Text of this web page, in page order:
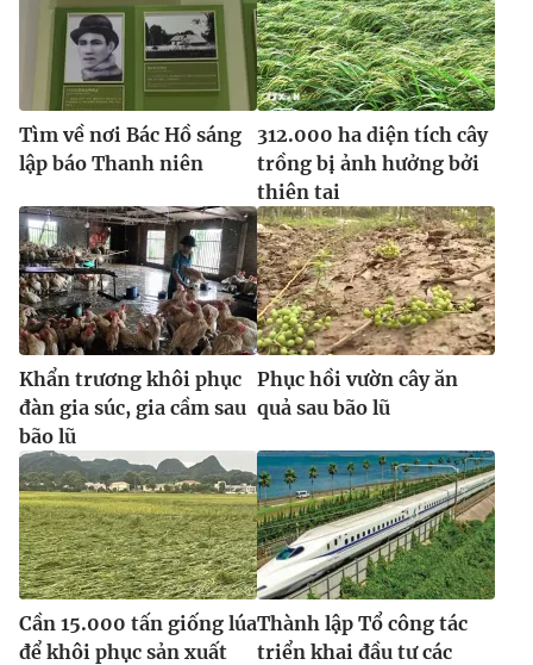
Ðiện thoại Thời báo VTV:024.66 897 897
Email: toasoan@vtv.vn
Liên hệ quảng cáo:024-7300.7108
® Cấm sao chép dưới mọi hình thức nếu không có sự chấp
thuận bằng văn bản. Ghi rõ nguồn VTV.vn khi phát hành lại
thông tin từ website này.
Tìm về nơi Bác Hồ sáng
lập báo Thanh niên
312.000 ha diện tích cây
trồng bị ảnh hưởng bởi
thiên tai
Khẩn trương khôi phục
đàn gia súc, gia cầm sau
bão lũ
Phục hồi vườn cây ăn
quả sau bão lũ
Cần 15.000 tấn giống lúa
để khôi phục sản xuất
Thành lập Tổ công tác
triển khai đầu tư các